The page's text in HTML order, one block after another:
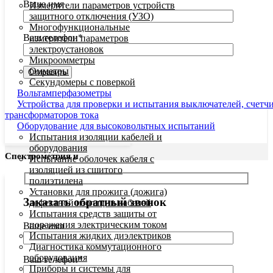
Ваше имя
Ваш телефон*
Заказать звонок
Заказать обратный звонок
Ваше имя
Ваш телефон*
Измерители параметров устройств
защитного отключения (УЗО)
Многофункциональные
измерители параметров
электроустановок
Микроомметры
Омметры
Секундомеры с поверкой
Вольтамперфазометры
Устройства для проверки и испытания выключателей,
трансформаторов тока
Оборудование для высоковольтных испытаний
Испытания изоляции кабелей и
оборудования
Испытание оболочек кабеля с
изоляцией из сшитого
полиэтилена
Установки для прожига (дожига)
дефектной изоляции кабелей
Испытания средств защиты от
поражения электрическим током
Испытания жидких диэлектриков
Диагностика коммутационного
оборудования
Приборы и системы для
Спектрометрия и
колориметрия(5)